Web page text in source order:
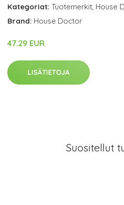
Kategoriat: Tuotemerkit, House
Brand: House Doctor
47.29 EUR
LISÄTIETOJA
Suositellut